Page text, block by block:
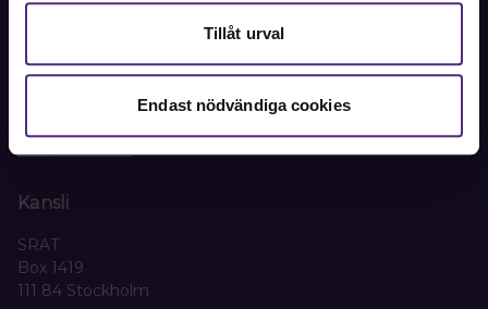
Tillåt urval
Endast nödvändiga cookies
Kontakta oss på SRAT med frågor om ditt medlemskap
08-442 44 60
Kontakta oss
Kansli
SRAT
Box 1419
111 84 Stockholm